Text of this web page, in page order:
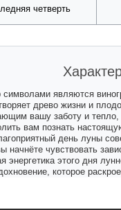
четверть
являются
древо жизни и
вашу заботу и
вам познать
день луны
начнёте чувствовать
этого дня
которое